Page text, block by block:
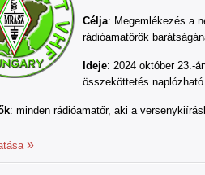
Célja: Megemlékezés a
rádióamatőrök
Ideje: 2024 október 23.-
összeköttetés
: minden rádióamatőr, aki a